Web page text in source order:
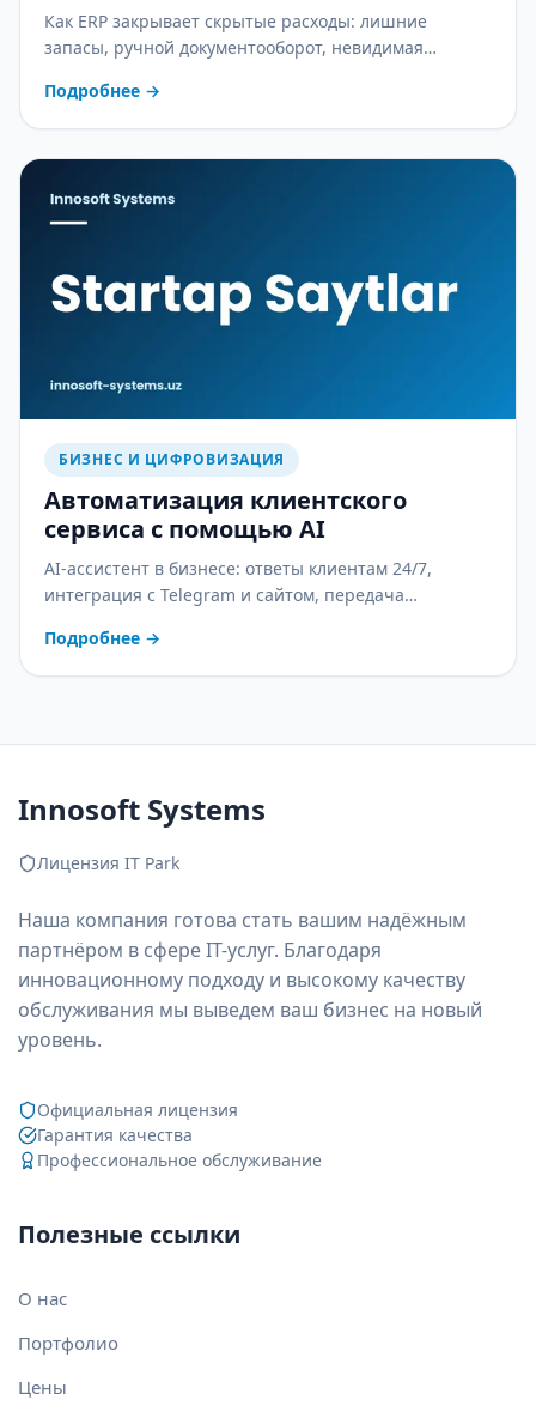
Как ERP закрывает скрытые расходы: лишние
запасы, ручной документооборот, невидимая
разбор.
Подробнее →
БИЗНЕС И ЦИФРОВИЗАЦИЯ
Автоматизация клиентского
сервиса с помощью AI
AI-ассистент в бизнесе: ответы клиентам 24/7,
интеграция с Telegram и сайтом, передача
планом внедрения.
Подробнее →
Innosoft Systems
Лицензия IT Park
Наша компания готова стать вашим надёжным
партнёром в сфере IT-услуг. Благодаря
инновационному подходу и высокому качеству
обслуживания мы выведем ваш бизнес на новый
уровень.
Официальная лицензия
Гарантия качества
Профессиональное обслуживание
Полезные ссылки
О нас
Портфолио
Цены